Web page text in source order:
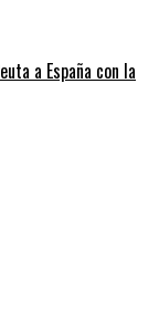
a España con la